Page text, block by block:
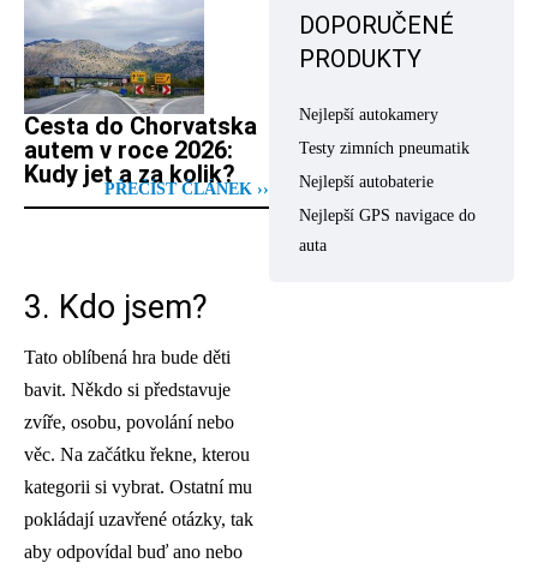
Cesta do Chorvatska
autem v roce 2026:
Kudy jet a za kolik?
PŘEČÍST ČLÁNEK ››
3. Kdo jsem?
Tato oblíbená hra bude děti
bavit. Někdo si představuje
zvíře, osobu, povolání nebo
věc. Na začátku řekne, kterou
kategorii si vybrat. Ostatní mu
pokládají uzavřené otázky, tak
aby odpovídal buď ano nebo
DOPORUČENÉ
PRODUKTY
Nejlepší autokamery
Testy zimních pneumatik
Nejlepší autobaterie
Nejlepší GPS navigace do
auta